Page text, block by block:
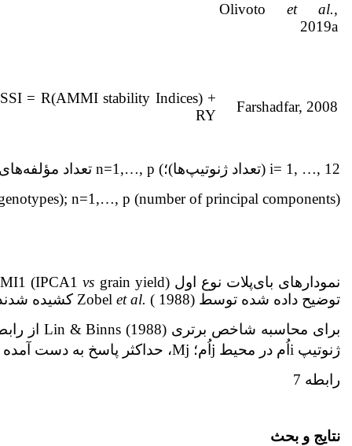
Olivoto et al.,
2019a
Farshadfar, 2008
SSI = R(AMMI stability Indices) +
RY
i= 1, …, 12 (تعداد ژنوتیپ‌ها)؛) n=1,…, p تعداد مؤلفه‌های اصلی)
n=1,…, p (number of principal components)
نمودارهای بای‌پلات نوع اول AMMI1 (IPCA1 vs grain yield) و نوع دوم AMMI2 (IPCA1
توضیح داده شده توسط Zobel
et al. ( 1988) کشیده شدند.
برای محاسبه شاخص برتری Lin & Binns (1988) از رابطه 7 استفاده شد که در آن، P
ژنوتیپ iاُم در محیط jاُم؛ Mj، حداکثر پاسخ به دست آمده در میان همه ارقام در محیط jاُم و n تعداد محیط‌ها است.
رابطه 7
نتایج و بحث